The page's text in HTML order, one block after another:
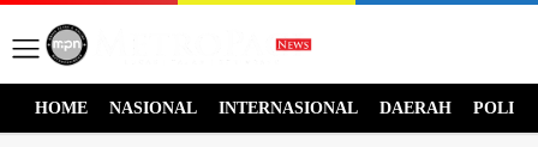
HOME NASIONAL INTERNASIONAL DAERAH